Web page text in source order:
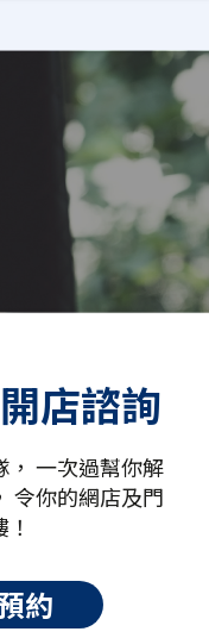
店諮詢
， 一次過幫你解
令你的網店及門
約